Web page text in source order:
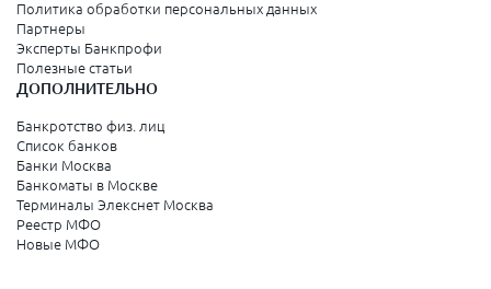
Политика обработки персональных данных
Партнеры
Эксперты Банкпрофи
Полезные статьи
ДОПОЛНИТЕЛЬНО
Банкротство физ. лиц
Список банков
Банки Москва
Банкоматы в Москве
Терминалы Элекснет Москва
Реестр МФО
Новые МФО